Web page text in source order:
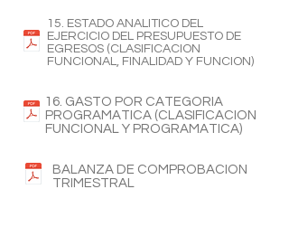
15. ESTADO ANALITICO DEL
EJERCICIO DEL PRESUPUESTO DE
EGRESOS (CLASIFICACION
FUNCIONAL, FINALIDAD Y FUNCION)
16. GASTO POR CATEGORIA
PROGRAMATICA (CLASIFICACION
FUNCIONAL Y PROGRAMATICA)
BALANZA DE COMPROBACION
TRIMESTRAL